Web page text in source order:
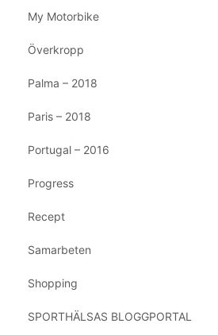
My Motorbike
Överkropp
Palma – 2018
Paris – 2018
Portugal – 2016
Progress
Recept
Samarbeten
Shopping
SPORTHÄLSAS BLOGGPORTAL